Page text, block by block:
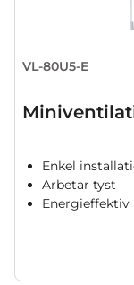
VL-80U5-E
Enkel
Arbetar tyst
Energieffektiv